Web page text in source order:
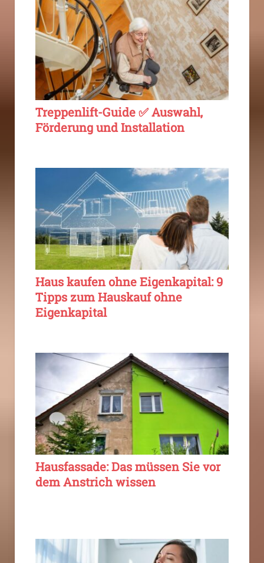
Treppenlift-Guide ✅ Auswahl,
Förderung und Installation
Haus kaufen ohne Eigenkapital: 9
Tipps zum Hauskauf ohne
Eigenkapital
Hausfassade: Das müssen Sie vor
dem Anstrich wissen